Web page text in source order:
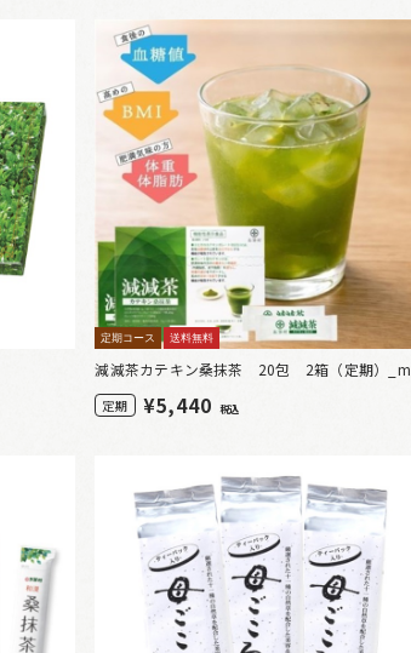
定期コース 送料無料
減減茶カテキン桑抹茶 20包 2箱（定期）_m
定期 ¥5,440 税込